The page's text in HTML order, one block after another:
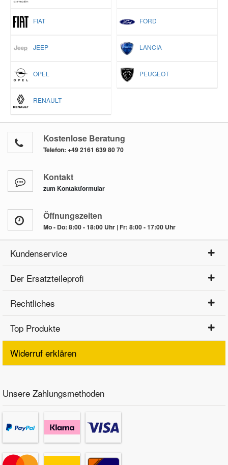
FIAT FORD
JEEP LANCIA
OPEL PEUGEOT
RENAULT
Kostenlose Beratung
Telefon: +49 2161 639 80 70
Kontakt
zum Kontaktformular
Öffnungszeiten
Mo - Do: 8:00 - 18:00 Uhr | Fr: 8:00 - 17:00 Uhr
Kundenservice
Der Ersatzteileprofi
Rechtliches
Top Produkte
Widerruf erklären
Unsere Zahlungsmethoden